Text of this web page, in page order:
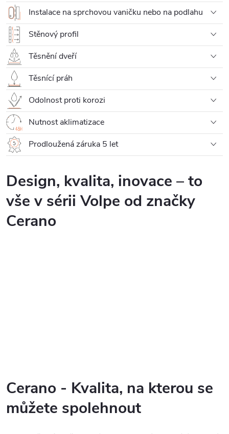
Instalace na sprchovou vaničku nebo na podlahu
Stěnový profil
Těsnění dveří
Těsnící práh
Odolnost proti korozi
Nutnost aklimatizace
Prodloužená záruka 5 let
Design, kvalita, inovace – to
vše v sérii Volpe od značky
Cerano
Cerano - Kvalita, na kterou se
můžete spolehnout